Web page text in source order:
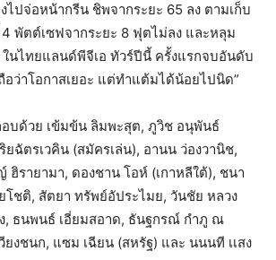
ปจ่อหน้ากรีน ชิพจากระยะ 65 ลง ตามเก็บ
พัตต์เซฟจากระยะ 8 ฟุตไม่ลง และหลุม
ในไทยแลนด์พีจีเอ ทัวร์ปีนี้ ครั้งแรกจบอันดับ
ว่าโอกาสเยอะ แต่ทำแต้มได้น้อยไปนิด”
บด้วย เข้มข้น ลิมพะสุต, ภูวิช อนุพันธ์
ฉัตรเวคิน (สมัครเล่น), อานน ว่องวานิช,
ายามา, ดองชาน โอห์ (เกาหลีใต้), ชนา
ชติ, สัตยา ทรัพย์อัประไมย, วันชัย หลวง
ธนพนธ์ เอี่ยมสอาด, ธันฐกรณ์ กำภู ณ
งชนก, แซม เฉียน (สหรัฐ) และ นนนที เเสง